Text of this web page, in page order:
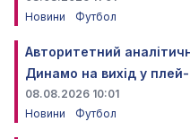
Новини
Футбол
Авторитетний
Динамо на вихід у
08.08.2026 10:01
Новини
Футбол